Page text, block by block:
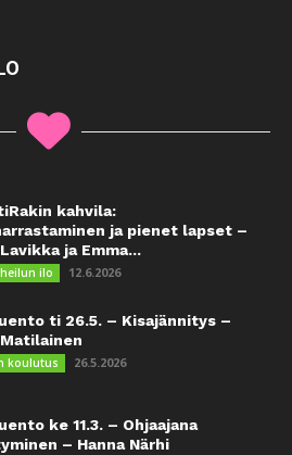
kahvila:
ja pienet lapset –
ja Emma...
ilo 12.6.2026
ti 26.5. – Kisajännitys –
koulutus 26.5.2026
ke 11.3. – Ohjaajana
– Hanna Närhi